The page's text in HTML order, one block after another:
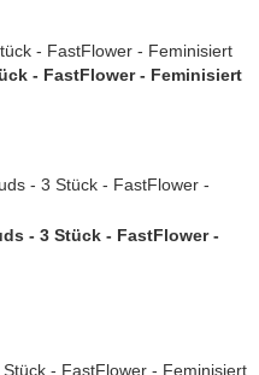
- FastFlower - Feminisiert
- 3 Stück - FastFlower -